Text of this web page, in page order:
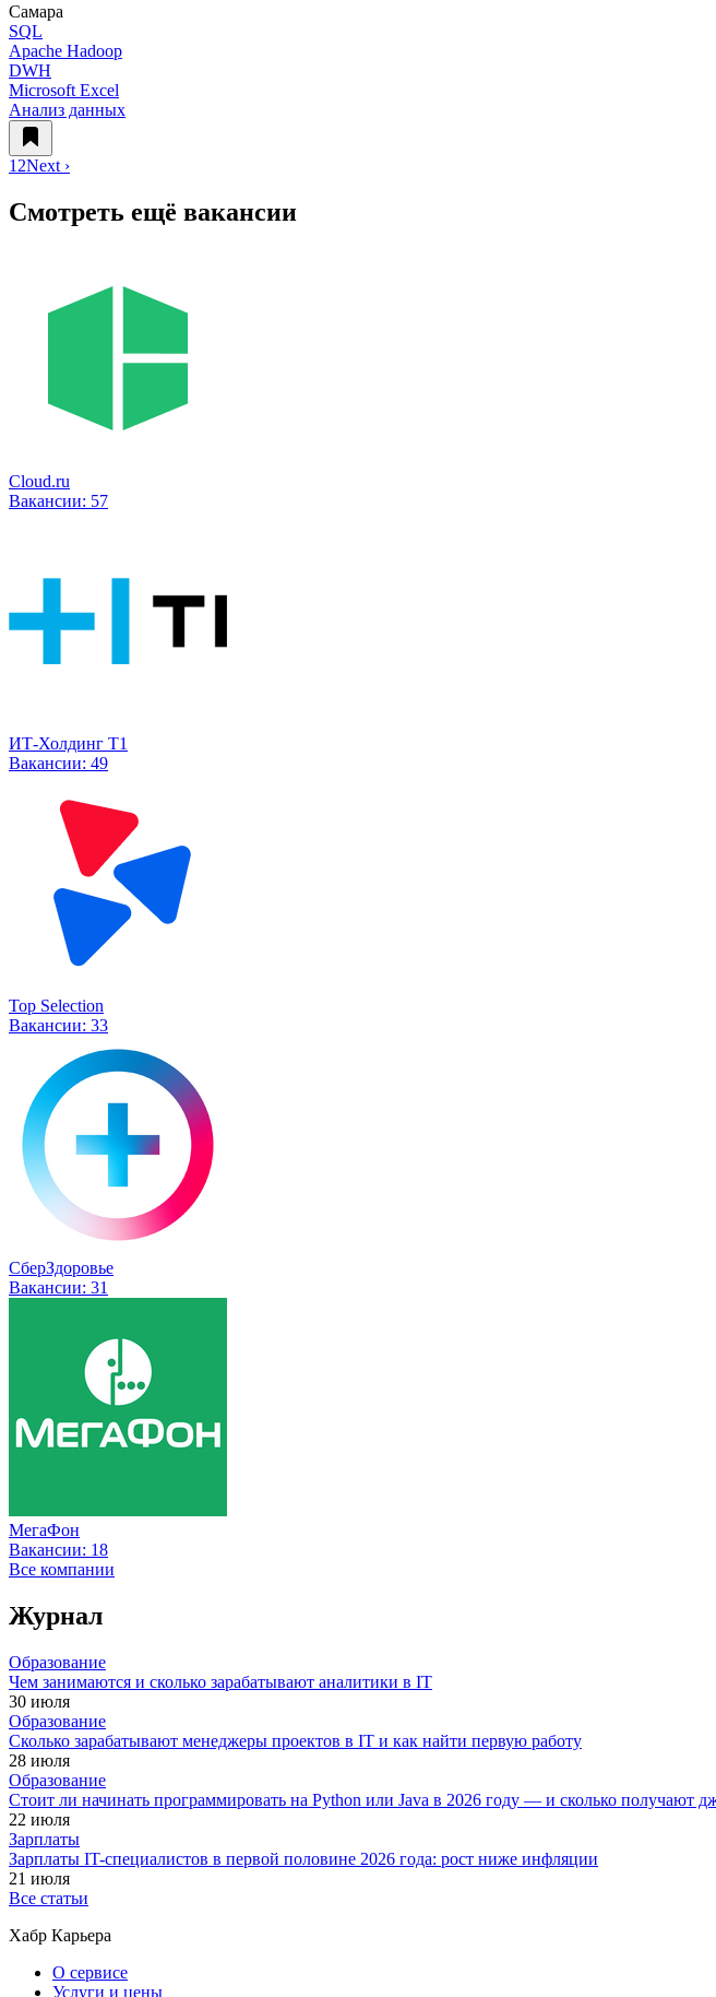
Самара
SQL
Apache Hadoop
DWH
Microsoft Excel
Анализ данных
1 2Next ›
Смотреть ещё вакансии
Cloud.ru
Вакансии: 57
ИТ-Холдинг Т1
Вакансии: 49
Top Selection
Вакансии: 33
СберЗдоровье
Вакансии: 31
МегаФон
Вакансии: 18
Все компании
Журнал
Образование
Чем занимаются и сколько зарабатывают аналитики в IT
30 июля
Образование
Сколько зарабатывают менеджеры проектов в IT и как найти первую работу
28 июля
Образование
Стоит ли начинать программировать на Python или Java в 2026 году — и сколько получают
22 июля
Зарплаты
Зарплаты IT-специалистов в первой половине 2026 года: рост ниже инфляции
21 июля
Все статьи
Хабр Карьера
О сервисе
Услуги и цены